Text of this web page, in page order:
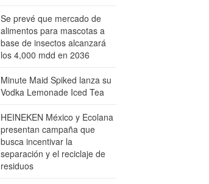
Se prevé que mercado de
alimentos para mascotas a
base de insectos alcanzará
los 4,000 mdd en 2036
Minute Maid Spiked lanza su
Vodka Lemonade Iced Tea
HEINEKEN México y Ecolana
presentan campaña que
busca incentivar la
separación y el reciclaje de
residuos